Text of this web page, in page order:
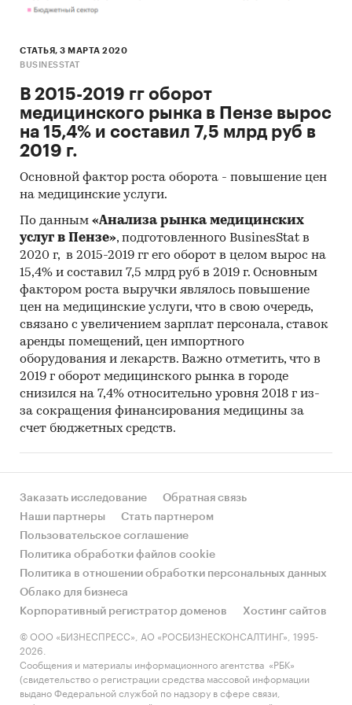
краткосрочной перспективе. Анализ динамики
развитие спроса по ценовым нишам и
товарным категориям.
Покупатели разных классов жилья
различаются по потребительскому поведению,
бюджету и приоритетам при выборе товаров.
Покупатели квартир на первичном и
вторичном рынке также имеют разные
профили спроса:
- Покупатели новостроек, как правило,
проводят комплексный ремонт и приобретают
полный набор мебели, техники и сантехники.
Ремонт и обустройство требуют высоких
затрат.
- Покупатели вторичного жилья чаще
ориентированы на частичное обновление
интерьера, замену отдельных предметов
мебели или бытовой техники и чаще проводят
косметический ремонт. Средний чек на
отдельные товары для дома в этом сегменте
может быть выше, чем у покупателей
первичного жилья в силу частого отсутствия
необходимости глобальных затрат.
Приведенные в исследовании данные будут
полезны, чтобы:
- Выбрать стратегию развития предприятия,
скорректировать стратегию продаж в регионе
- Адаптировать ассортиментную и ценовую
политику под профиль потребителей в регионе
- Определить приоритетные сегменты для
развития в регионе
- Оценить покупательскую способность семей
СТАТЬЯ, 3 МАРТА 2020
BUSINESSTAT
В 2015-2019 гг оборот
медицинского рынка в Пензе вырос
на 15,4% и составил 7,5 млрд руб в
2019 г.
Основной фактор роста оборота - повышение цен
на медицинские услуги.
По данным «Анализа рынка медицинских
услуг в Пензе», подготовленного BusinesStat в
2020 г, в 2015-2019 гг его оборот в целом вырос на
15,4% и составил 7,5 млрд руб в 2019 г. Основным
фактором роста выручки являлось повышение
цен на медицинские услуги, что в свою очередь,
связано с увеличением зарплат персонала, ставок
аренды помещений, цен импортного
оборудования и лекарств. Важно отметить, что в
2019 г оборот медицинского рынка в городе
снизился на 7,4% относительно уровня 2018 г из-
за сокращения финансирования медицины за
счет бюджетных средств.
Заказать исследование
Обратная связь
Наши партнеры
Стать партнером
Пользовательское соглашение
Политика обработки файлов cookie
Политика в отношении обработки персональных данных
Облако для бизнеса
Корпоративный регистратор доменов
Хостинг сайтов
© ООО «БИЗНЕСПРЕСС», АО «РОСБИЗНЕСКОНСАЛТИНГ», 1995-
2026.
Сообщения и материалы информационного агентства «РБК»
(свидетельство о регистрации средства массовой информации
выдано Федеральной службой по надзору в сфере связи,